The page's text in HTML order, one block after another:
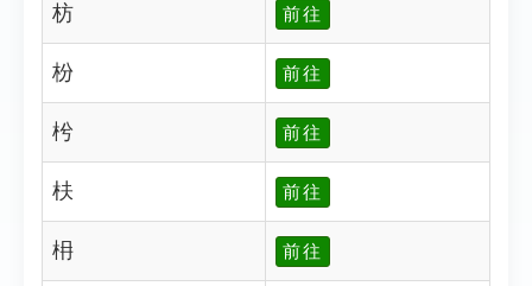
枋 前往
枌 前往
枍 前往
枎 前往
枏 前往